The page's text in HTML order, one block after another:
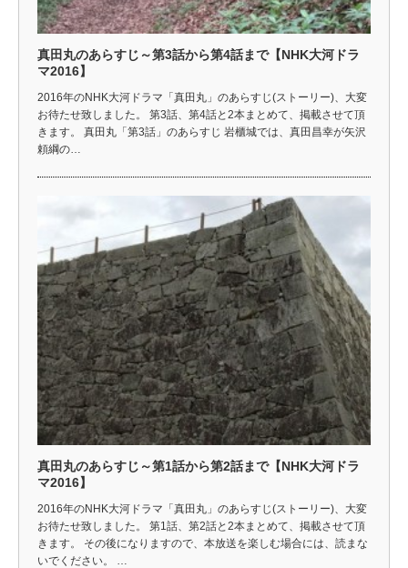
真田丸のあらすじ～第3話から第4話まで【NHK大河ドラ
マ2016】
2016年のNHK大河ドラマ「真田丸」のあらすじ(ストーリー)、大変
お待たせ致しました。 第3話、第4話と2本まとめて、掲載させて頂
きます。 真田丸「第3話」のあらすじ 岩櫃城では、真田昌幸が矢沢
頼綱の…
真田丸のあらすじ～第1話から第2話まで【NHK大河ドラ
マ2016】
2016年のNHK大河ドラマ「真田丸」のあらすじ(ストーリー)、大変
お待たせ致しました。 第1話、第2話と2本まとめて、掲載させて頂
きます。 その後になりますので、本放送を楽しむ場合には、読まな
いでください。 …